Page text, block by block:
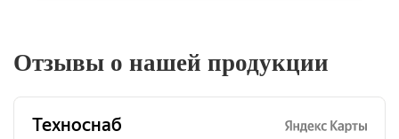
Отзывы о нашей продукции